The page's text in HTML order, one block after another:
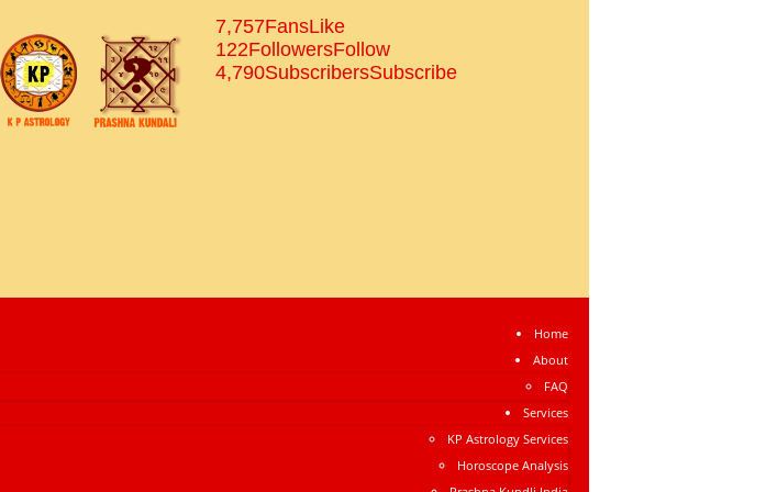
7,757FansLike
122FollowersFollow
4,790SubscribersSubscribe
Home
About
FAQ
Services
KP Astrology Services
Horoscope Analysis